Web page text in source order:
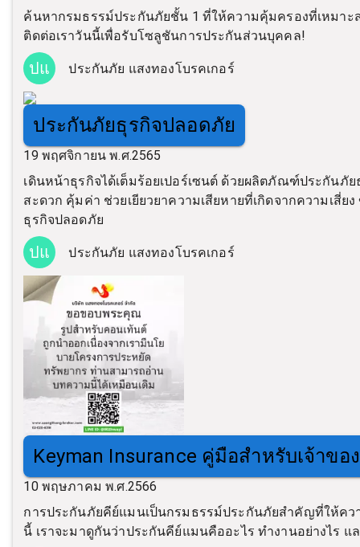
ค้นหากรมธรรม์ประกันภัยชั้น 1 ที่ให้ความคุ้มครองที่เหมาะ
ติดต่อเราวันนี้เพื่อรับโซลูชันการประกันส่วนบุคคล!
ปแ ประกันภัย แสงทองโบรคเกอร์
ประกันภัยธุรกิจปลอดภัย
19 พฤศจิกายน พ.ศ.2565
เดินหน้าธุรกิจได้เต็มร้อยเปอร์เซนต์ ด้วยผลิตภัณฑ์ประกัน
สะดวก คุ้มค่า ช่วยเยียวยาความเสียหายที่เกิดจากความเ
ธุรกิจปลอดภัย
ปแ ประกันภัย แสงทองโบรคเกอร์
Keyman Insurance คู่มือสำหรับเจ้าขอ
10 พฤษภาคม พ.ศ.2566
การประกันภัยคีย์แมนเป็นกรมธรรม์ประกันภัยสำคัญที่ให้ค
นี้ เราจะมาดูกันว่าประกันคีย์แมนคืออะไร ทำงานอย่างไร แ